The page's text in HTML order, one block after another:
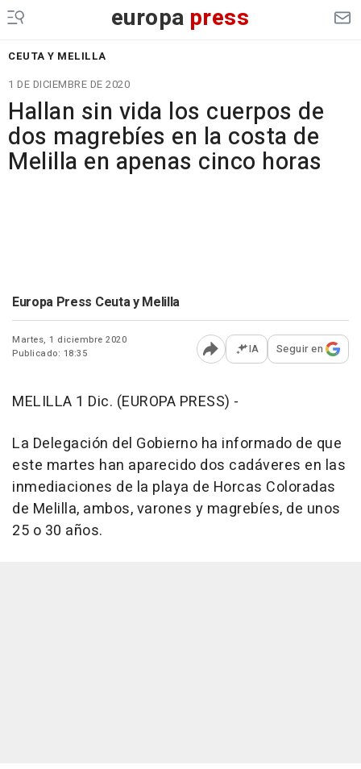
europa press
CEUTA Y MELILLA
1 DE DICIEMBRE DE 2020
Hallan sin vida los cuerpos de
dos magrebíes en la costa de
Melilla en apenas cinco horas
Europa Press Ceuta y Melilla
Martes, 1 diciembre 2020
Publicado: 18:35
Abrir opciones para
IA Seguir en
MELILLA 1 Dic. (EUROPA PRESS) -
La Delegación del Gobierno ha informado de que
este martes han aparecido dos cadáveres en las
inmediaciones de la playa de Horcas Coloradas
de Melilla, ambos, varones y magrebíes, de unos
25 o 30 años.